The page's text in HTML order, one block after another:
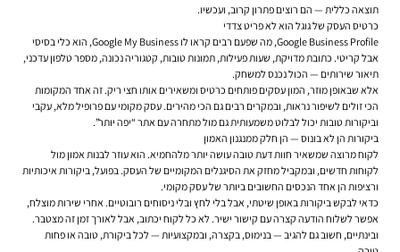
תוצאה כללית — הם רוצים פתרון קרוב, ועכשיו.
כרטיס העסק של גוגל הוא לא פריט צדדי
Google Business Profile, מה שפעם רבים קראו לו Google My Business, הוא כלי בסיסי
אבל קריטי. כתובת מדויקת, שעות פעילות, תמונות טובות, קטגוריה נכונה, מספר טלפון עדכני,
תיאור שירותים — הכול נכנס למשחק.
אלא שבאופן מוזר, המון עסקים פותחים כרטיס ומשאירים אותו חצי ריק. זה אחד המקומות
הכי זולים לשיפור נראות, ובמקרים רבים גם הכי מהירים. עסק מקומי עם פרופיל מלא, עקבי
וביקורות טובות יכול לבלוט משמעותית גם מול מתחרה עם אתר “יפה יותר”.
ביקורות הן לא בונוס — הן חלק ממנגנון האמון
לקוח מרוצה שמשאיר חוות דעת טובה עושה יותר מלהחמיא. הוא עוזר לבנות אמון מול
לקוחות חדשים, ובמקביל מחזק את הסיגנלים המקומיים של העסק. בפועל, ביקורות איכותיות
ורציפות הן אחד הנכסים החשובים ביותר של עסק מקומי.
כדאי לבקש ביקורות באופן שיטתי, אבל בלי לחץ ובלי ניסוחים רובוטיים. אחרי שירות מוצלח,
אפשר לשלוח הודעה קצרה עם קישור ישיר. לא כל לקוח יכתוב, אבל לאורך זמן זה מצטבר.
ובינתיים, חשוב גם להגיב — בנימוס, בקצרה, ובמקצועיות — לכל ביקורת, טובה או פחות